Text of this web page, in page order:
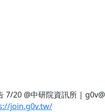
20 @中研院資訊所 |
join.g0v.tw/